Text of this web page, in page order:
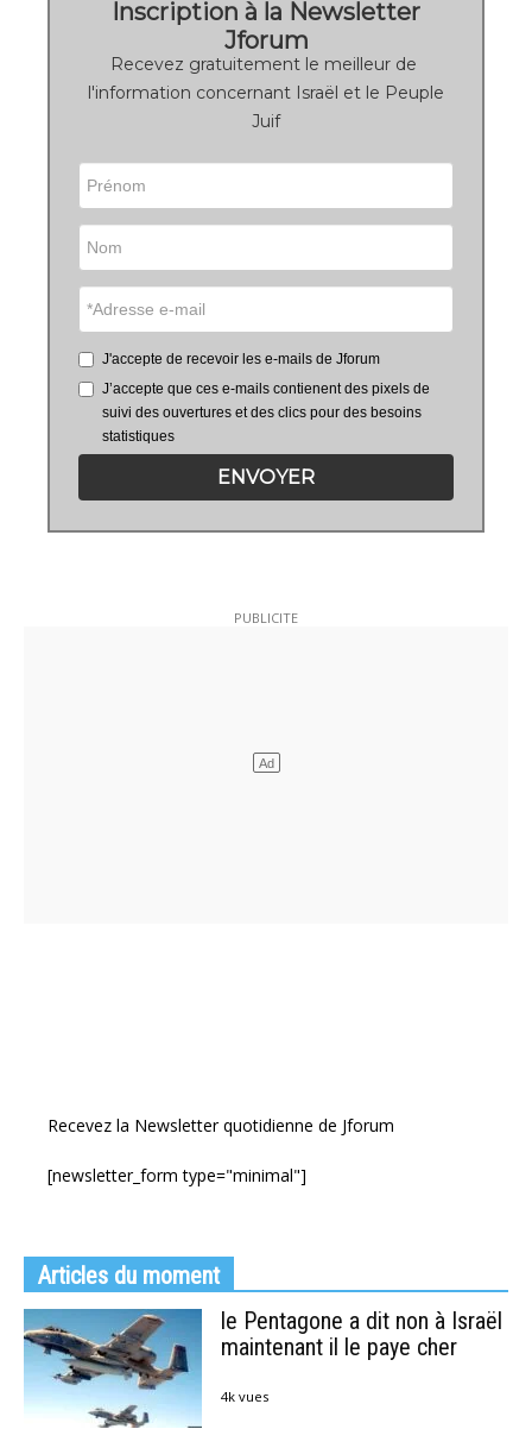
Inscription à la Newsletter
Jforum
Recevez gratuitement le meilleur de
l'information concernant Israël et le Peuple
Juif
J'accepte de recevoir les e-mails de Jforum
J’accepte que ces e-mails contienent des pixels de
suivi des ouvertures et des clics pour des besoins
statistiques
ENVOYER
Recevez la Newsletter quotidienne de Jforum
[newsletter_form type="minimal"]
Articles du moment
le Pentagone a dit non à Israël
maintenant il le paye cher
4k vues